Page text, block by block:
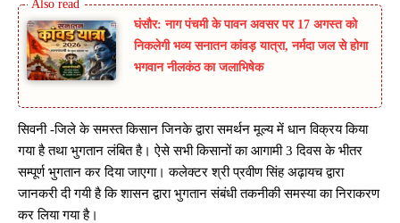
घंसौर: नाग पंचमी के पावन अवसर पर 17 अगस्त को
निकलेगी भव्य सनातन कांवड़ यात्रा, नर्मदा जल से होगा
भगवान नीलकंठ का जलाभिषेक
सिवनी -जिले के समस्त किसान जिनके द्वारा समर्थन मूल्य में धान विक्रय किया
गया है तथा भुगतान लंबित है। ऐसे सभी किसानों का आगामी 3 दिवस के भीतर
सम्पूर्ण भुगतान कर दिया जाएगा। कलेक्टर श्री प्रवीण सिंह अढ़ायच द्वारा
जानकरी दी गयी है कि शासन द्वारा भुगतान संबंधी तकनीकी समस्या का निराकरण
कर लिया गया है।